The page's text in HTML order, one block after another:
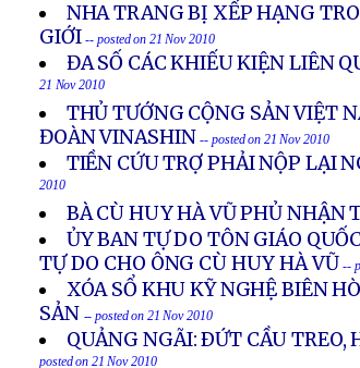
NHA TRANG BỊ XẾP HẠNG
GIỚI -- posted on 21 Nov 2010
ĐA SỐ CÁC KHIẾU KIỆN LIÊN
21 Nov 2010
THỦ TƯỚNG CỘNG SẢN VIỆT
ĐOÀN VINASHIN-- posted on 21 Nov 2010
TIỀN CỨU TRỢ PHẢI NỘP LẠI
2010
BÀ CÙ HUY HÀ VŨ PHỦ NHẬN
ỦY BAN TỰ DO TÔN GIÁO
TỰ DO CHO ÔNG CÙ HUY HÀ VŨ--
XÓA SỔ KHU KỸ NGHỆ BIÊN
SẢN -- posted on 21 Nov 2010
QUẢNG NGÃI: ÐỨT CẦU TREO,